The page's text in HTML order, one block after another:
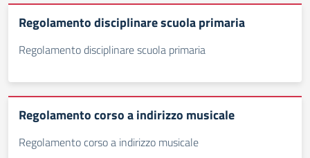
Regolamento disciplinare scuola primaria
Regolamento disciplinare scuola primaria
Regolamento corso a indirizzo musicale
Regolamento corso a indirizzo musicale